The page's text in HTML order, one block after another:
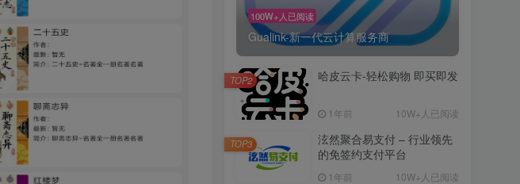
100W+人已阅读
Gualink-新一代云计算服务商
哈皮云卡-轻松购物 即买即发
1年前 10W+人已阅读
TOP2
泫然聚合易支付 – 行业领先
的免签约支付平台
1年前 10W+人已阅读
TOP3